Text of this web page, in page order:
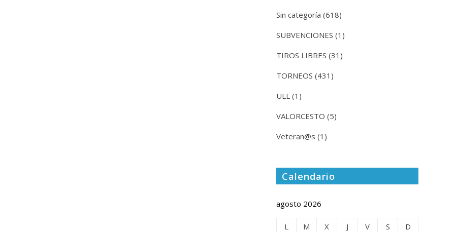
Sin categoría (618)
SUBVENCIONES (1)
TIROS LIBRES (31)
TORNEOS (431)
ULL (1)
VALORCESTO (5)
Veteran@s (1)
Calendario
agosto 2026
L M X J V S
D